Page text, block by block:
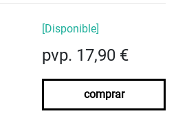
[Disponible]
pvp. 17,90 €
comprar